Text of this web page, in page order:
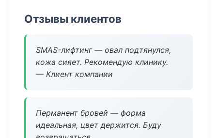
Отзывы клиентов
SMAS-лифтинг — овал подтянулся,
кожа сияет. Рекомендую клинику.
— Клиент компании
Перманент бровей — форма
идеальная, цвет держится. Буду